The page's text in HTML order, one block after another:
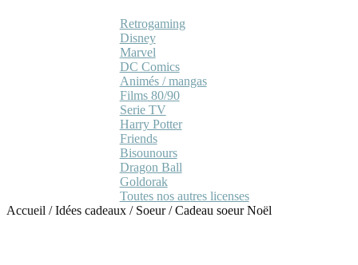
Retrogaming
Disney
Marvel
DC Comics
Animés / mangas
Films 80/90
Serie TV
Harry Potter
Friends
Bisounours
Dragon Ball
Goldorak
Toutes nos autres licenses
Accueil /Idées cadeaux / Soeur/Cadeau soeur Noël